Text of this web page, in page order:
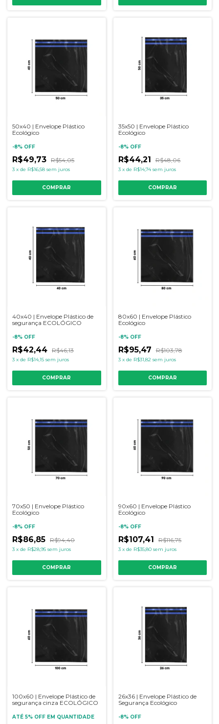
50x40 | Envelope Plástico
Ecológico
-8% OFF
R$49,73 R$54,05
3 x de R$16,58 sem juros
COMPRAR
35x50 | Envelope Plástico
Ecológico
-8% OFF
R$44,21 R$48,06
3 x de R$14,74 sem juros
COMPRAR
40x40 | Envelope Plástico de
segurança ECOLÓGICO
-8% OFF
R$42,44 R$46,13
3 x de R$14,15 sem juros
COMPRAR
80x60 | Envelope Plástico
Ecológico
-8% OFF
R$95,47 R$103,78
3 x de R$31,82 sem juros
COMPRAR
70x50 | Envelope Plástico
Ecológico
-8% OFF
R$86,85 R$94,40
3 x de R$28,95 sem juros
COMPRAR
90x60 | Envelope Plástico
Ecológico
-8% OFF
R$107,41 R$116,75
3 x de R$35,80 sem juros
COMPRAR
100x60 | Envelope Plástico de
segurança cinza ECOLÓGICO
ATÉ 5% OFF EM QUANTIDADE
26x36 | Envelope Plástico de
Segurança Ecológico
-8% OFF